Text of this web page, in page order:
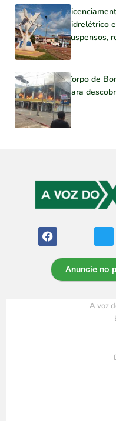
hidrelétrico
suspensos,
Corpo de
para
Anuncie no
A voz